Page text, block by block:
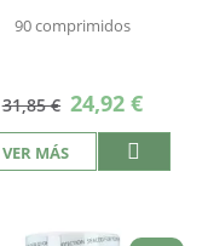
90 comprimidos
31,85 € Precio
especial
24,92 €
VER MÁS